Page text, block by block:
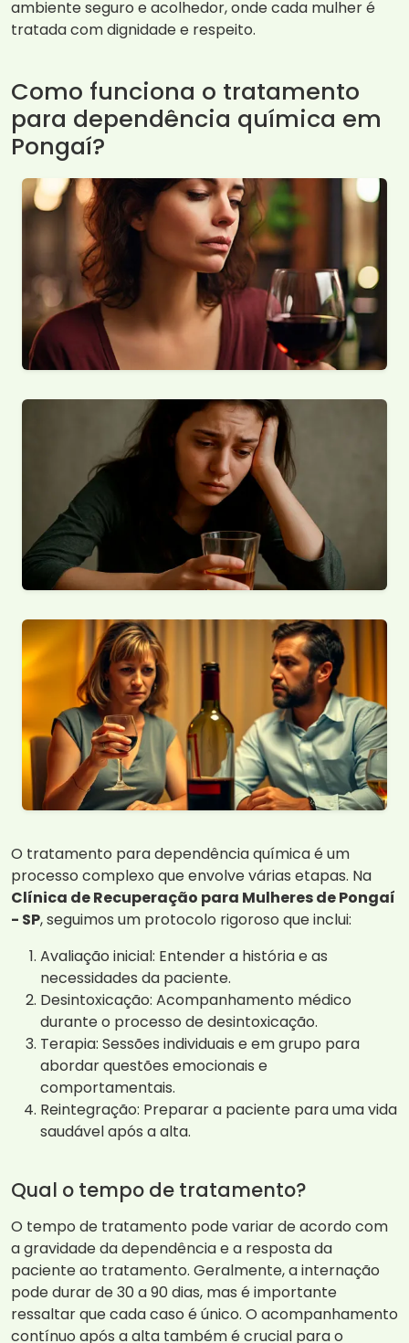
ambiente seguro e acolhedor, onde cada mulher é
tratada com dignidade e respeito.
Como funciona o tratamento
para dependência química em
Pongaí?
O tratamento para dependência química é um
processo complexo que envolve várias etapas. Na
Clínica de Recuperação para Mulheres de Pongaí
- SP, seguimos um protocolo rigoroso que inclui:
Avaliação inicial: Entender a história e as
necessidades da paciente.
Desintoxicação: Acompanhamento médico
durante o processo de desintoxicação.
Terapia: Sessões individuais e em grupo para
abordar questões emocionais e
comportamentais.
Reintegração: Preparar a paciente para uma vida
saudável após a alta.
Qual o tempo de tratamento?
O tempo de tratamento pode variar de acordo com
a gravidade da dependência e a resposta da
paciente ao tratamento. Geralmente, a internação
pode durar de 30 a 90 dias, mas é importante
ressaltar que cada caso é único. O acompanhamento
contínuo após a alta também é crucial para o